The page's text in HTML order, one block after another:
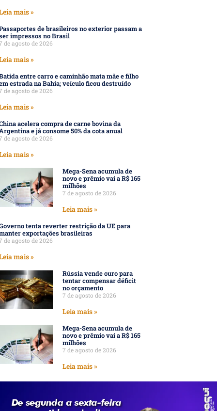
mais »
de brasileiros no exterior passam a
impressos no Brasil
de agosto de 2026
mais »
entre carro e caminhão mata mãe e filho
estrada na Bahia; veículo ficou destruído
de agosto de 2026
mais »
acelera compra de carne bovina da
e já consome 50% da cota anual
de agosto de 2026
mais »
Mega-Sena acumula de
novo e prêmio vai a R$ 165
milhões
7 de agosto de 2026
Leia mais »
tenta reverter restrição da UE para
exportações brasileiras
de agosto de 2026
mais »
Rússia vende ouro para
tentar compensar déficit
no orçamento
7 de agosto de 2026
Leia mais »
Mega-Sena acumula de
novo e prêmio vai a R$ 165
milhões
7 de agosto de 2026
Leia mais »